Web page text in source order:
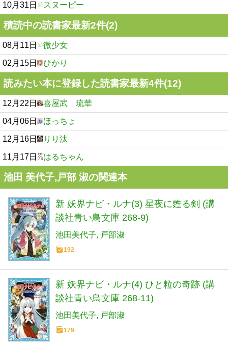
10月31日 スヌーピー
積読中の読書家最新2件(2)
08月11日 微少女
02月15日 ひかり
読みたい本に登録した読書家最新4件(12)
12月22日 喜屋武 琉華
04月06日 ほっちょ
12月16日 りり汰
11月17日 はるちゃん
池田 美代子,戸部 淑の関連本
新 妖界ナビ・ルナ(3) 星夜に甦る剣 (講
談社青い鳥文庫 268-9)
池田美代子 戸部淑
192
新 妖界ナビ・ルナ(4) ひと粒の奇跡 (講
談社青い鳥文庫 268-11)
池田美代子 戸部淑
179